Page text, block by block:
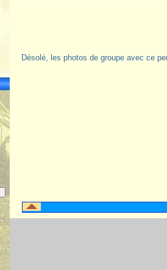
Désolé, les photos de groupe avec ce